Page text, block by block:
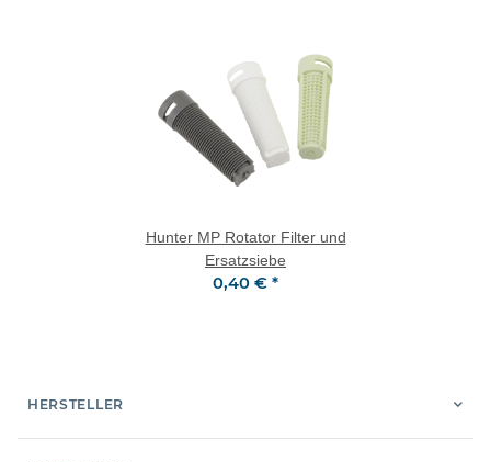
Hunter MP Rotator Filter und
Ersatzsiebe
0,40 € *
HERSTELLER